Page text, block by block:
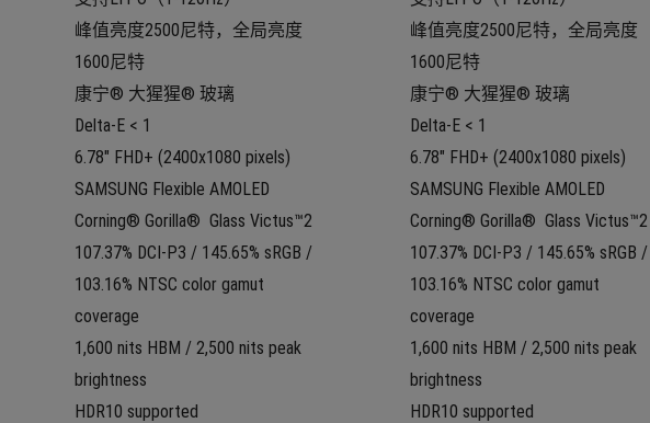
峰值亮度2500尼特，全局亮度
1600尼特
康宁® 大猩猩® 玻璃
Delta-E < 1
6.78" FHD+ (2400x1080 pixels)
SAMSUNG Flexible AMOLED
Corning® Gorilla®  Glass Victus™2
107.37% DCI-P3 / 145.65% sRGB /
103.16% NTSC color gamut
coverage
1,600 nits HBM / 2,500 nits peak
brightness
HDR10 supported
峰值亮度2500尼特，全局亮度
1600尼特
康宁® 大猩猩® 玻璃
Delta-E < 1
6.78" FHD+ (2400x1080 pixels)
SAMSUNG Flexible AMOLED
Corning® Gorilla®  Glass Victus™2
107.37% DCI-P3 / 145.65% sRGB /
103.16% NTSC color gamut
coverage
1,600 nits HBM / 2,500 nits peak
brightness
HDR10 supported